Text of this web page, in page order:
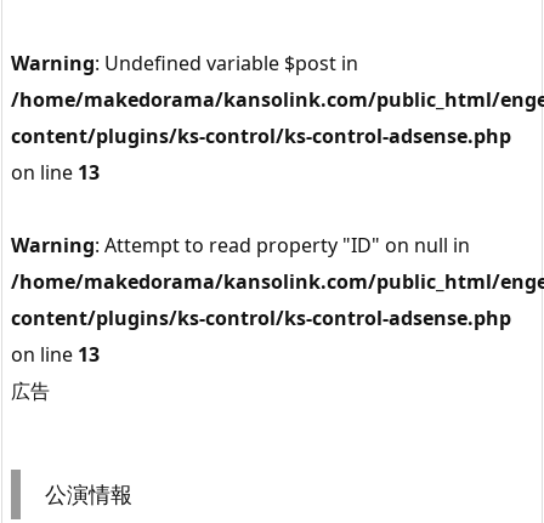
Warning: Undefined variable $post in
/home/makedorama/kansolink.com/public_html/
content/plugins/ks-control/ks-control-adsense.php
on line 13
Warning: Attempt to read property "ID" on null in
/home/makedorama/kansolink.com/public_html/
content/plugins/ks-control/ks-control-adsense.php
on line 13
広告
公演情報